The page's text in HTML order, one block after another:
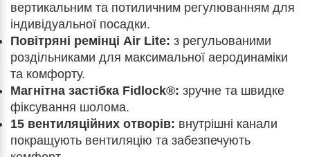
вертикальним та потиличним регулюванням для
індивідуальної посадки.
Повітряні ремінці Air Lite: з регульованими
роздільниками для максимальної аеродинаміки
та комфорту.
Магнітна застібка Fidlock®: зручне та швидке
фіксування шолома.
15 вентиляційних отворів: внутрішні канали
покращують вентиляцію та забезпечують